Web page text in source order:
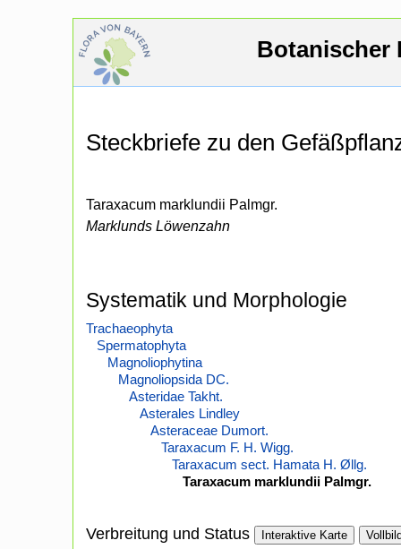
Botanischer
Steckbriefe zu den
Taraxacum marklundii Palmgr.
Marklunds Löwenzahn
Systematik und Morphologie
Trachaeophyta
Spermatophyta
Magnoliophytina
Magnoliopsida DC.
Asteridae Takht.
Asterales Lindley
Asteraceae Dumort.
Taraxacum F. H. Wigg.
Taraxacum sect. Hamata H. Øllg.
Taraxacum marklundii Palmgr.
Verbreitung und Status Interaktive Karte